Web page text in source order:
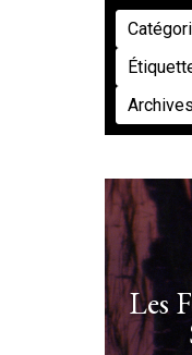
Les